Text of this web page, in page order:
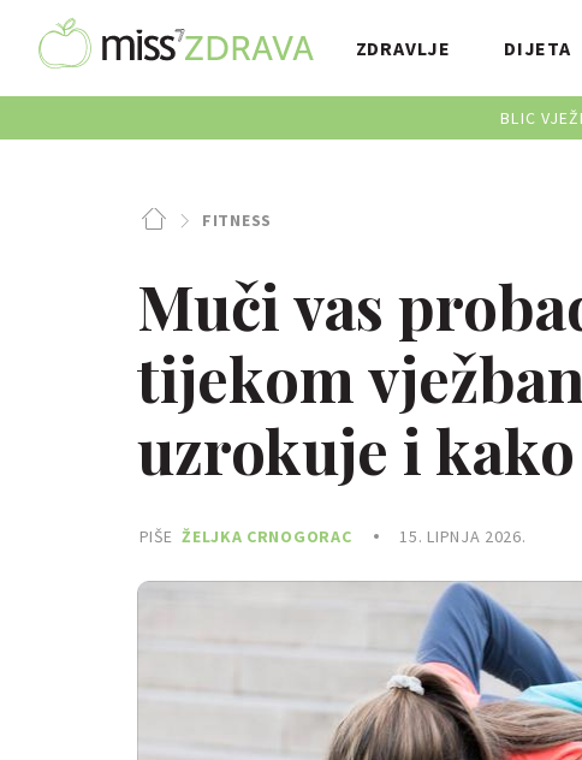
ZDRAVLJE DIJETA
BLIC
FITNESS
Muči vas
tijekom
uzrokuje i
PIŠE ŽELJKA CRNOGORAC 15. LIPNJA 2026.